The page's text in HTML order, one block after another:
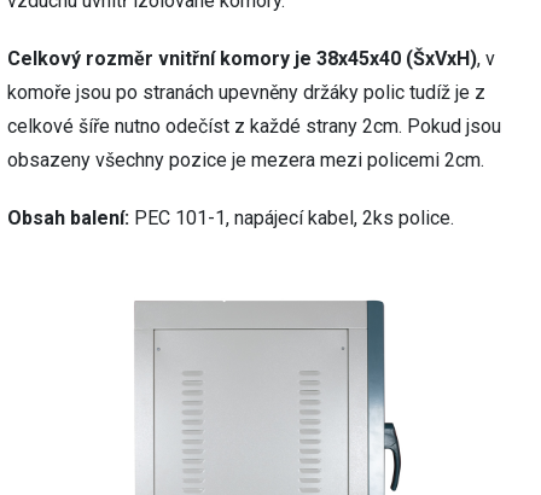
Celkový rozměr vnitřní komory je 38x45x40 (ŠxVxH), v
komoře jsou po stranách upevněny držáky polic tudíž je z
celkové šíře nutno odečíst z každé strany 2cm. Pokud jsou
obsazeny všechny pozice je mezera mezi policemi 2cm.
Obsah balení: PEC 101-1, napájecí kabel, 2ks police.